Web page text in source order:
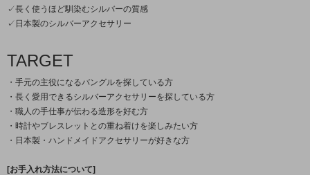
✓長く使うほど馴染むシルバーの質感
✓日本製のシルバーアクセサリー
TARGET
・手元の主役になるバングルを探している方
・長く愛用できるシルバーアクセサリーを探している方
・職人の手仕事が伝わる造形を好む方
・時計やブレスレットとの重ね着けを楽しみたい方
・日本製・ハンドメイドアクセサリーが好きな方
[お手入れ方法について]